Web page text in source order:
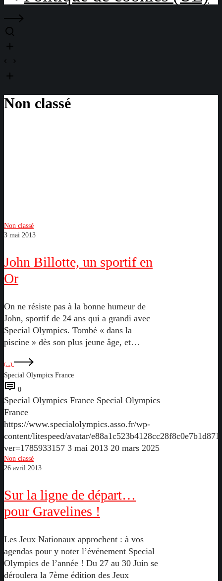
Non classé
John
Billotte,
sportif
en
Or
Non classé
3 mai 2013
John Billotte, un sportif en
Or
On ne résiste pas à la bonne humeur de
John, sportif de 24 ans qui a grandi avec
Special Olympics. Tombé « dans la
piscine » dès son plus jeune âge, et…
(...)
Special Olympics France
0
Special Olympics France Special Olympics
France
https://www.specialolympics.asso.fr/wp-
content/litespeed/avatar/
ver=1785933157 3 mai 2013 20 mars 2025
Sur
la
de
départ…
pour
!
Non classé
26 avril 2013
Sur la ligne de départ…
pour Gravelines !
Les Jeux Nationaux approchent : à vos
agendas pour y noter l’événement Special
Olympics de l’année ! Du 27 au 30 Juin se
déroulera la 7ème édition des Jeux